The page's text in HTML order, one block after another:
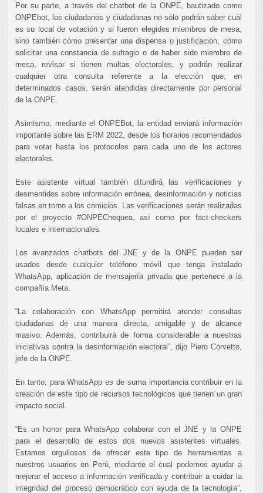
Por su parte, a través del chatbot de la ONPE, bautizado como
ONPEbot, los ciudadanos y ciudadanas no solo podrán saber cuál
es su local de votación y si fueron elegidos miembros de mesa,
sino también cómo presentar una dispensa o justificación, cómo
solicitar una constancia de sufragio o de haber sido miembro de
mesa, revisar si tienen multas electorales, y podrán realizar
cualquier otra consulta referente a la elección que, en
determinados casos, serán atendidas directamente por personal
de la ONPE.
Asimismo, mediante el ONPEBot, la entidad enviará información
importante sobre las ERM 2022, desde los horarios recomendados
para votar hasta los protocolos para cada uno de los actores
electorales.
Este asistente virtual también difundirá las verificaciones y
desmentidos sobre información errónea, desinformación y noticias
falsas en torno a los comicios. Las verificaciones serán realizadas
por el proyecto #ONPEChequea, así como por fact-checkers
locales e internacionales.
Los avanzados chatbots del JNE y de la ONPE pueden ser
usados desde cualquier teléfono móvil que tenga instalado
WhatsApp, aplicación de mensajería privada que pertenece a la
compañía Meta.
“La colaboración con WhatsApp permitirá atender consultas
ciudadanas de una manera directa, amigable y de alcance
masivo. Además, contribuirá de forma considerable a nuestras
iniciativas contra la desinformación electoral”, dijo Piero Corvetto,
jefe de la ONPE.
En tanto, para WhatsApp es de suma importancia contribuir en la
creación de este tipo de recursos tecnológicos que tienen un gran
impacto social.
“Es un honor para WhatsApp colaborar con el JNE y la ONPE
para el desarrollo de estos dos nuevos asistentes virtuales.
Estamos orgullosos de ofrecer este tipo de herramientas a
nuestros usuarios en Perú, mediante el cual podemos ayudar a
mejorar el acceso a información verificada y contribuir a cuidar la
integridad del proceso democrático con ayuda de la tecnología”,